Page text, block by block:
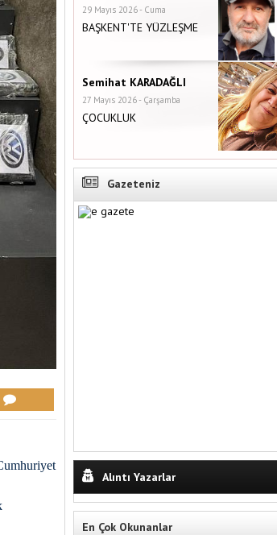
29 Mayıs 2026 - Cuma
BAŞKENT'TE YÜZLEŞME
Semihat KARADAĞLI
27 Mayıs 2026 - Çarşamba
ÇOCUKLUK
Gazeteniz
Alıntı Yazarlar
En Çok Okunanlar